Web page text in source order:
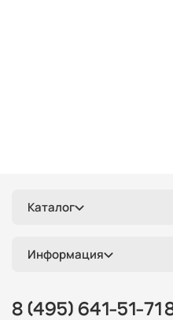
Каталог
Информация
8 (495) 641-51-71